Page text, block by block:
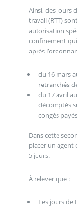
Ainsi, des jours
travail (RTT)
autorisation
confinement
après
du 16 mars
retranchés
du 17 avril
décomptés
congés payés
Dans cette
placer un agent
5 jours.
À relever que :
Les jours de